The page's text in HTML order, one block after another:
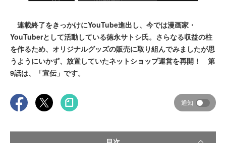
連載終了をきっかけにYouTube進出し、今では漫画家・
YouTuberとして活動している徳永サトシ氏。さらなる収益の柱
を作るため、オリジナルグッズの販売に取り組んでみましたが思
うようにいかず、放置していたネットショップ運営を再開！ 第
9話は、「宣伝」です。
通知